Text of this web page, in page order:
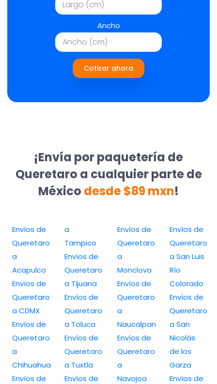
Ancho
Cotizar ahora
¡Envía por paquetería de
Queretaro a cualquier parte de
México desde $89 mxn!
Envíos de
Queretaro
a
Acapulco
Envíos de
Queretaro
a CDMX
Envíos de
Queretaro
a
Chihuahua
Envíos de
a
Tampico
Envíos de
Queretaro
a Tijuana
Envíos de
Queretaro
a Toluca
Envíos de
Queretaro
a Tuxtla
Envíos de
Envíos de
Queretaro
a
Monclova
Envíos de
Queretaro
a
Naucalpan
Envíos de
Queretaro
a
Navojoa
Envíos de
Queretaro
a San Luis
Río
Colorado
Envíos de
Queretaro
a San
Nicolás
de los
Garza
Envíos de